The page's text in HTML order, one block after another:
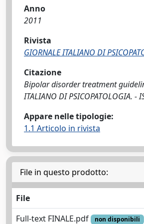
Anno
2011
Rivista
GIORNALE ITALIANO DI
Citazione
Bipolar disorder treatment
ITALIANO DI PSICOPATOLOGIA.
Appare nelle tipologie:
1.1 Articolo in rivista
File in questo prodotto:
File
Full-text FINALE.pdf
non disponibili